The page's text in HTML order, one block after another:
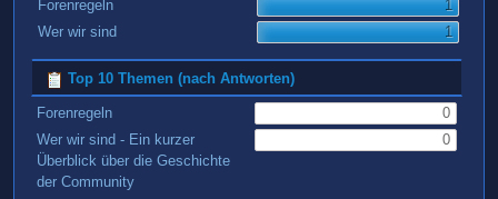
Forenregeln
1
Wer wir sind
1
Top 10 Themen (nach Antworten)
Forenregeln
0
Wer wir sind - Ein kurzer
Überblick über die Geschichte
der Community
0